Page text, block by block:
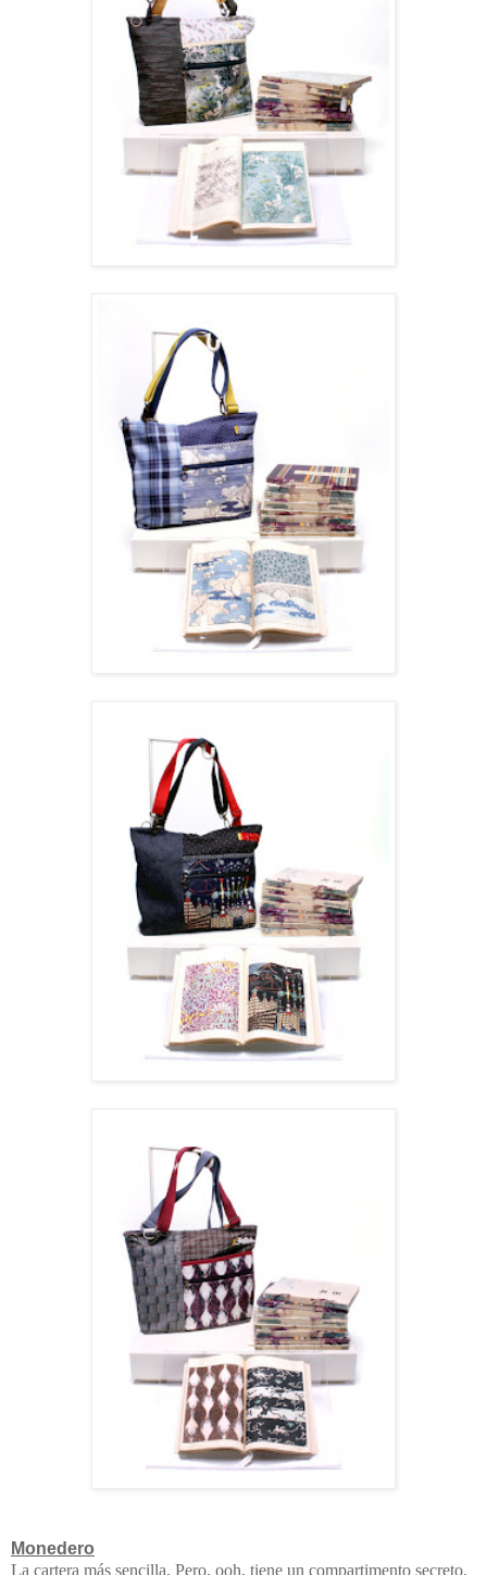
Monedero
La cartera más sencilla. Pero, ooh, tiene un compartimento secreto.